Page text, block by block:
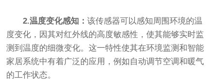
2.温度变化感知：该传感器可以感知周围环境的温
度变化，因其对红外线的高度敏感性，使其能够实时监
测到温度的细微变化。这一特性使其在环境监测和智能
家居系统中有着广泛的应用，例如自动调节空调和暖气
的工作状态。